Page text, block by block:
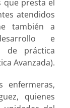
que presta el
atendidos
también a
e
de práctica
Avanzada).
enfermeras,
quienes